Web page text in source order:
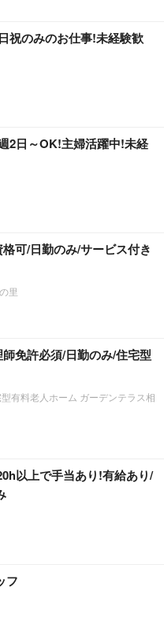
祝のみのお仕事!未経験歓
2日～OK!主婦活躍中!未経
可/日勤のみ/サービス付き
里
師免許必須/日勤のみ/住宅型
有料老人ホーム ガーデンテラス相
以上で手当あり!有給あり/
フ